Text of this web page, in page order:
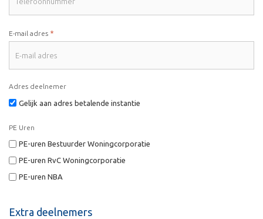
E-mail adres *
Adres deelnemer
Gelijk aan adres betalende instantie
PE Uren
PE-uren Bestuurder Woningcorporatie
PE-uren RvC Woningcorporatie
PE-uren NBA
Extra deelnemers